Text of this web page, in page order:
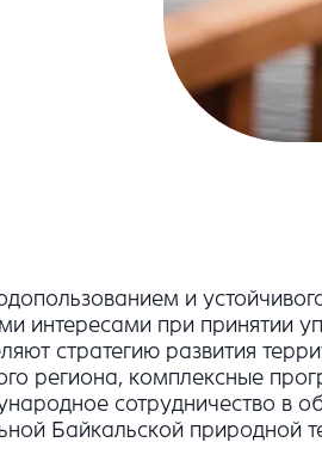
и
интересами при принятии
стратегию развития
региона, комплексные
сотрудничество в
Байкальской природной